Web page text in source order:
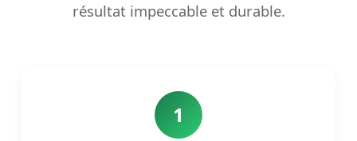
résultat impeccable et durable.
1